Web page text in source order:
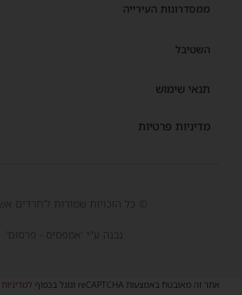
ממסדרונות העירייה
השטיבל
תנאי שימוש
מדיניות פרטיות
© כל הזכויות שמורות ל'חרדים
נבנה ע"י 'אמפסיס - פרסום'
אתר זה מאובטח באמצעות reCAPTCHA וגוגל בכפוף